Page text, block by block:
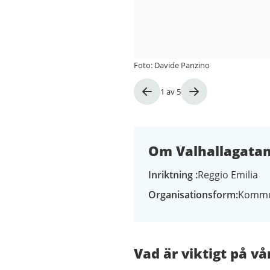
Bild
1 av 5
Foto: Davide Panzino
Om
Inriktning Reggio Emilia
Organisationsform
Vad är viktigt på